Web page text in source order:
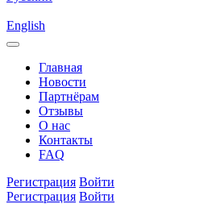
English
Главная
Новости
Партнёрам
Отзывы
О нас
Контакты
FAQ
Регистрация Войти
Регистрация Войти